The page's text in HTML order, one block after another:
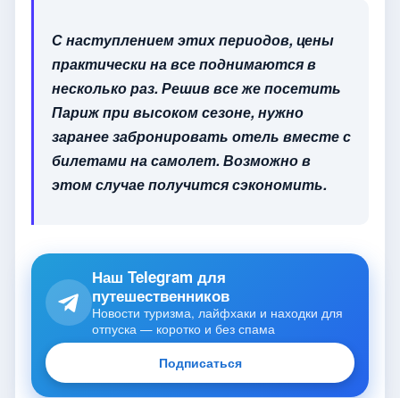
С наступлением этих периодов, цены
практически на все поднимаются в
несколько раз. Решив все же посетить
Париж при высоком сезоне, нужно
заранее забронировать отель вместе с
билетами на самолет. Возможно в
этом случае получится сэкономить.
Наш Telegram для
путешественников
Новости туризма, лайфхаки и находки для
отпуска — коротко и без спама
Подписаться